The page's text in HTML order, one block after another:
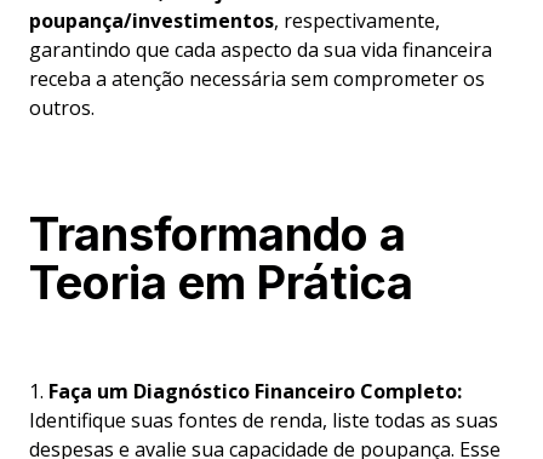
poupança/investimentos, respectivamente,
garantindo que cada aspecto da sua vida financeira
receba a atenção necessária sem comprometer os
outros.
Transformando a
Teoria em Prática
1. Faça um Diagnóstico Financeiro Completo:
Identifique suas fontes de renda, liste todas as suas
despesas e avalie sua capacidade de poupança. Esse